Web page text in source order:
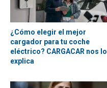
¿Cómo elegir el mejor
cargador para tu coche
eléctrico? CARGACAR nos lo
explica